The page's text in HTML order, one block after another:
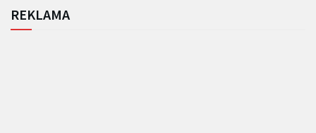
REKLAMA